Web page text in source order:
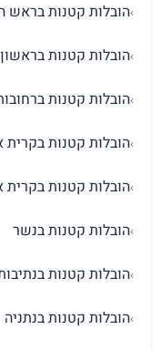
›הובלות קטנות בראש
›הובלות קטנות בראשון
›הובלות קטנות
›הובלות קטנות
›הובלות קטנות בקרית
›הובלות קטנות בנשר
›הובלות קטנות
›הובלות קטנות בנתניה